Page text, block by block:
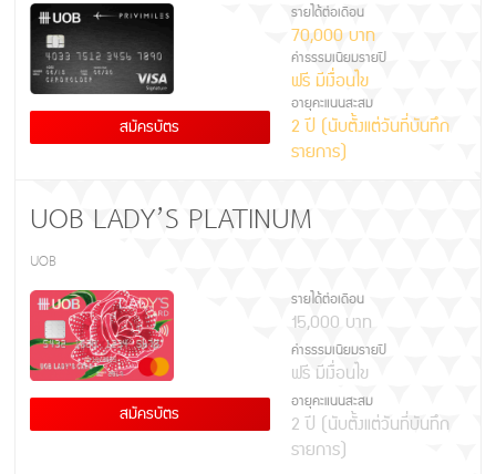
สมัครบัตร
รายได้ต่อเดือน
70,000 บาท
ค่าธรรมเนียมรายปี
ฟรี มีเงื่อนไข
อายุคะแนนสะสม
2 ปี (นับตั้งแต่วันที่บันทึก
รายการ)
UOB LADY’S PLATINUM
UOB
สมัครบัตร
รายได้ต่อเดือน
15,000 บาท
ค่าธรรมเนียมรายปี
ฟรี มีเงื่อนไข
อายุคะแนนสะสม
2 ปี (นับตั้งแต่วันที่บันทึก
รายการ)